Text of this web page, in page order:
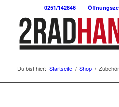
0251/142846
Du bist hier: Startseite / Shop / Zubehör